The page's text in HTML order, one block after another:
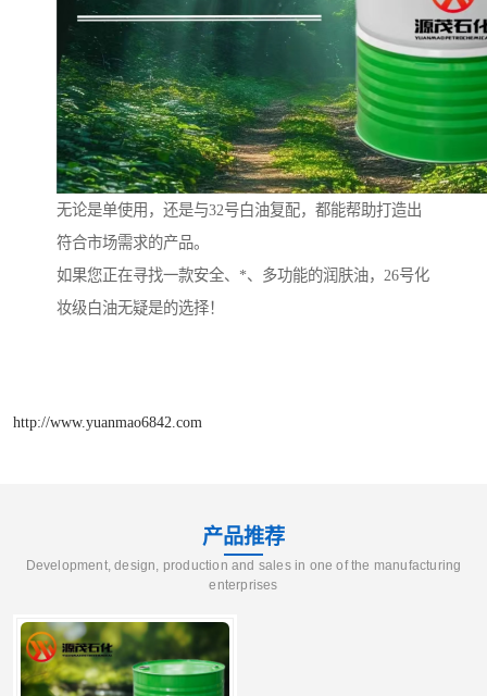
无论是单使用，还是与32号白油复配，都能帮助打造出
符合市场需求的产品。
如果您正在寻找一款安全、*、多功能的润肤油，26号化
妆级白油无疑是的选择！
http://www.yuanmao6842.com
产品推荐
Development, design, production and sales in one of the manufacturing
enterprises